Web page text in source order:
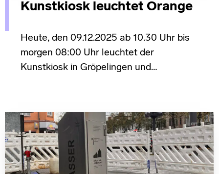
Kunstkiosk leuchtet Orange
Heute, den 09.12.2025 ab 10.30 Uhr bis
morgen 08:00 Uhr leuchtet der
Kunstkiosk in Gröpelingen und…